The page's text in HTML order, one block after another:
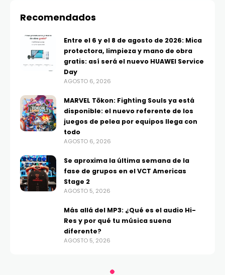
Recomendados
Entre el 6 y el 8 de agosto de 2026: Mica
protectora, limpieza y mano de obra
gratis: así será el nuevo HUAWEI Service
Day
AGOSTO 6, 2026
MARVEL Tōkon: Fighting Souls ya está
disponible: el nuevo referente de los
juegos de pelea por equipos llega con
todo
AGOSTO 6, 2026
Se aproxima la última semana de la
fase de grupos en el VCT Americas
Stage 2
AGOSTO 5, 2026
Más allá del MP3: ¿Qué es el audio Hi-
Res y por qué tu música suena
diferente?
AGOSTO 5, 2026